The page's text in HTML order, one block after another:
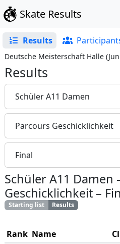
Skate Results
Results
Deutsche Meisterschaft Halle (
Results
Schüler A11 Damen
Parcours Geschicklichkeit
Final
Schüler A11 Damen
Geschicklichkeit –
Starting list Results
Rank Name